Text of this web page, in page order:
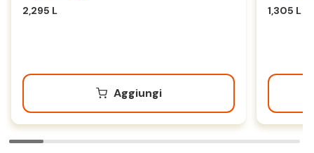
2,295 L
Aggiungi
1,305 L